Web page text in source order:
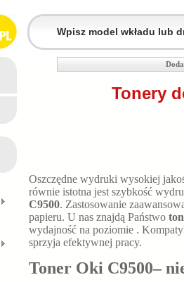
Tonery
Oszczędne wydruki wysokiej
równie istotna jest szybkość
C9500. Zastosowanie
papieru. U nas znajdą Państwo
wydajność na poziomie .
sprzyja efektywnej pracy.
Toner Oki C9500–